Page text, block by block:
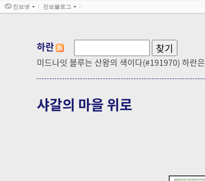
하란
미드나잇 블루는 산왕의 색이다(#191970) 하란
샤갈의 마을 위로
진보넷 진보블로그